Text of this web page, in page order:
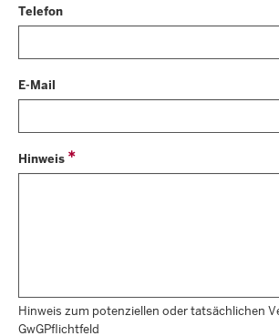
Telefon
E-Mail
Hinweis
Hinweis zum potenziellen oder tatsächlichen
GwGPflichtfeld